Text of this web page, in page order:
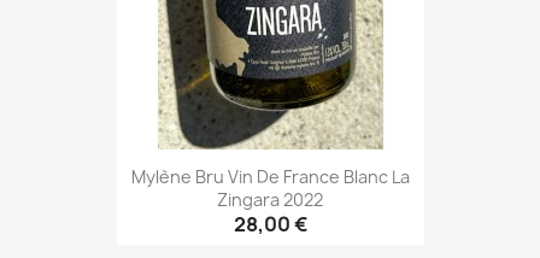
Mylène Bru Vin De France Blanc La
Zingara 2022
28,00 €